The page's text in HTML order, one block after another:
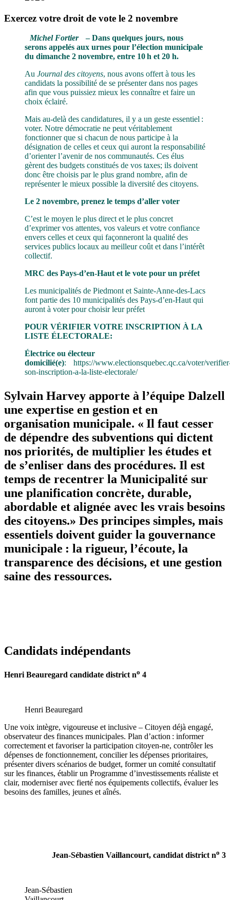
Exercez votre droit de vote le 2 novembre
Michel Fortier
– Dans quelques jours, nous
serons appelés aux urnes pour l’élection municipale
du dimanche 2 novembre, entre 10 h et 20 h.
Au Journal des citoyens, nous avons offert à tous les
candidats la possibilité de se présenter dans nos pages
afin que vous puissiez mieux les connaître et faire un
choix éclairé.
Mais au-delà des candidatures, il y a un geste essentiel :
voter. Notre démocratie ne peut véritablement
fonctionner que si chacun de nous participe à la
désignation de celles et ceux qui auront la responsabilité
d’orienter l’avenir de nos communautés. Ces élus
gèrent des budgets constitués de vos taxes; ils doivent
donc être choisis par le plus grand nombre, afin de
représenter le mieux possible la diversité des citoyens.
Le 2 novembre, prenez le temps d’aller voter
C’est le moyen le plus direct et le plus concret
d’exprimer vos attentes, vos valeurs et votre confiance
envers celles et ceux qui façonneront la qualité des
services publics locaux au meilleur coût et dans l’intérêt
collectif.
MRC des Pays-d’en-Haut et le vote pour un préfet
Les municipalités de Piedmont et Sainte-Anne-des-Lacs
font partie des 10 municipalités des Pays-d’en-Haut qui
auront à voter pour choisir leur préfet
POUR VÉRIFIER VOTRE INSCRIPTION À LA
LISTE ÉLECTORALE:
Électrice ou électeur
domicilié(e):
https://www.electionsquebec.qc.ca/voter/
son-inscription-a-la-liste-electorale/
Sylvain Harvey apporte à l’équipe Dalzell
une expertise en gestion et en
organisation municipale. « Il faut cesser
de dépendre des subventions qui dictent
nos priorités, de multiplier les études et
de s’enliser dans des procédures. Il est
temps de recentrer la Municipalité sur
une planification concrète, durable,
abordable et alignée avec les vrais besoins
des citoyens.» Des principes simples, mais
essentiels doivent guider la gouvernance
municipale : la rigueur, l’écoute, la
transparence des décisions, et une gestion
saine des ressources.
Candidats indépendants
Henri Beauregard candidate district no 4
Henri Beauregard
Une voix intègre, vigoureuse et inclusive – Citoyen déjà engagé,
observateur des finances municipales. Plan d’action : informer
correctement et favoriser la participation citoyen-ne, contrôler les
dépenses de fonctionnement, concilier les dépenses prioritaires,
présenter divers scénarios de budget, former un comité consultatif
sur les finances, établir un Programme d’investissements réaliste et
clair, moderniser avec fierté nos équipements collectifs, évaluer les
besoins des familles, jeunes et aînés.
Jean-Sébastien Vaillancourt, candidat district no 3
Jean-Sébastien